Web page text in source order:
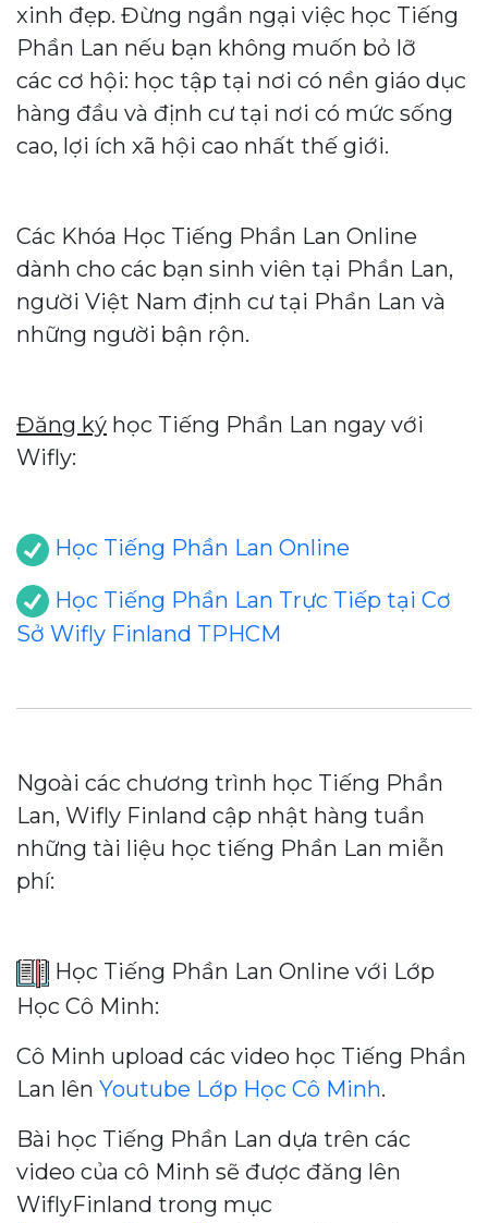
xinh đẹp. Đừng ngần ngại việc học Tiếng
Phần Lan nếu bạn không muốn bỏ lỡ
các cơ hội: học tập tại nơi có nền giáo dục
hàng đầu và định cư tại nơi có mức sống
cao, lợi ích xã hội cao nhất thế giới.
Các Khóa Học Tiếng Phần Lan Online
dành cho các bạn sinh viên tại Phần Lan,
người Việt Nam định cư tại Phần Lan và
những người bận rộn.
Đăng ký học Tiếng Phần Lan ngay với
Wifly:
Học Tiếng Phần Lan Online
Học Tiếng Phần Lan Trực Tiếp tại Cơ
Sở Wifly Finland TPHCM
Ngoài các chương trình học Tiếng Phần
Lan, Wifly Finland cập nhật hàng tuần
những tài liệu học tiếng Phần Lan miễn
phí:
Học Tiếng Phần Lan Online với Lớp
Học Cô Minh:
Cô Minh upload các video học Tiếng Phần
Lan lên Youtube Lớp Học Cô Minh.
Bài học Tiếng Phần Lan dựa trên các
video của cô Minh sẽ được đăng lên
WiflyFinland trong mục